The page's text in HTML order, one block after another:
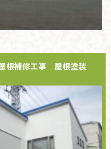
根補修工事 屋根塗装